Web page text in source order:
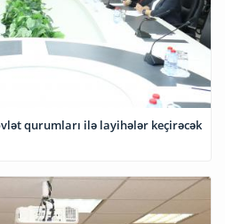
qurumları ilə layihələr keçirəcək